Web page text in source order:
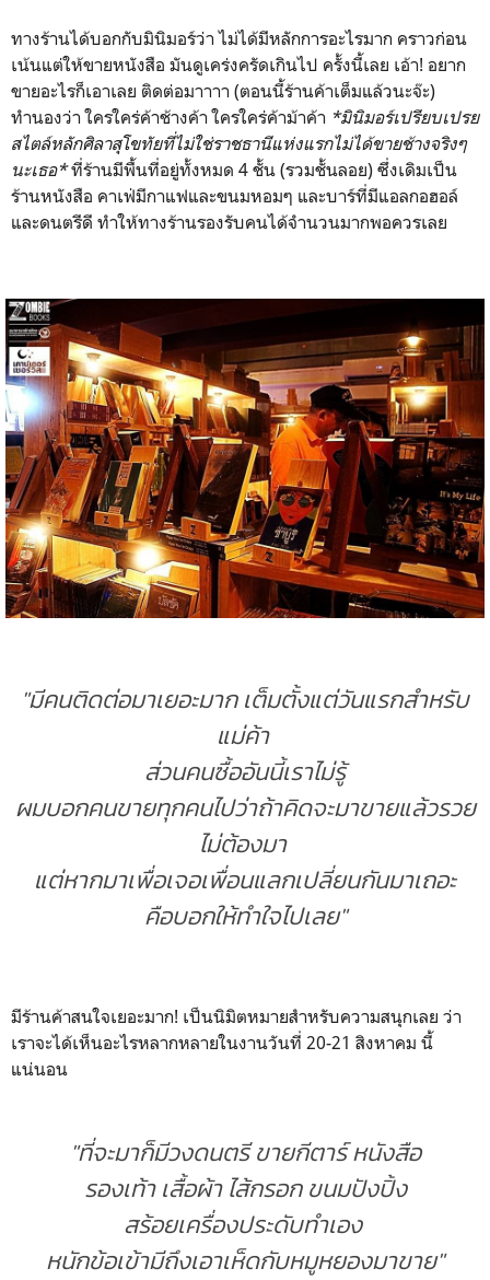
ทางร้านได้บอกกับมินิมอร์ว่า ไม่ได้มีหลักการอะไรมาก คราวก่อน
เน้นแต่ให้ขายหนังสือ มันดูเคร่งครัดเกินไป ครั้งนี้เลย เอ้า! อยาก
ขายอะไรก็เอาเลย ติดต่อมาาาา (ตอนนี้ร้านค้าเต็มแล้วนะจ๊ะ)
ทำนองว่า ใครใคร่ค้าช้างค้า ใครใคร่ค้าม้าค้า *มินิมอร์เปรียบเปรย
สไตล์หลักศิลาสุโขทัยที่ไม่ใช่ราชธานีแห่งแรกไม่ได้ขายช้างจริงๆ
นะเธอ*ที่ร้านมีพื้นที่อยู่ทั้งหมด 4 ชั้น (รวมชั้นลอย) ซึ่งเดิมเป็น
ร้านหนังสือ คาเฟ่มีกาแฟและขนมหอมๆ และบาร์ที่มีแอลกอฮอล์
และดนตรีดี ทำให้ทางร้านรองรับคนได้จำนวนมากพอควรเลย
"มีคนติดต่อมาเยอะมาก เต็มตั้งแต่วันแรกสำหรับ
แม่ค้า
ส่วนคนซื้ออันนี้เราไม่รู้
ผมบอกคนขายทุกคนไปว่าถ้าคิดจะมาขายแล้วรวย
ไม่ต้องมา
แต่หากมาเพื่อเจอเพื่อนแลกเปลี่ยนกันมาเถอะ
คือบอกให้ทำใจไปเลย"
มีร้านค้าสนใจเยอะมาก! เป็นนิมิตหมายสำหรับความสนุกเลย ว่า
เราจะได้เห็นอะไรหลากหลายในงานวันที่ 20-21 สิงหาคม นี้
แน่นอน
"ที่จะมาก็มีวงดนตรี ขายกีตาร์ หนังสือ
รองเท้า เสื้อผ้า ไส้กรอก ขนมปังปิ้ง
สร้อยเครื่องประดับทำเอง
หนักข้อเข้ามีถึงเอาเห็ดกับหมูหยองมาขาย"